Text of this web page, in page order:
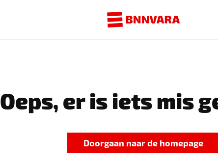
Oeps, er is iets mis
Doorgaan naar de homepage